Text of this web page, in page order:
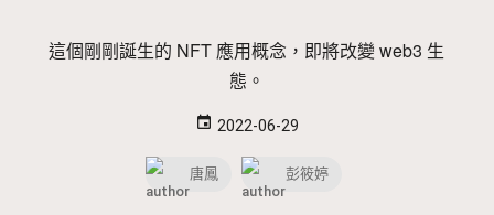
這個剛剛誕生的 NFT 應用概念，即將改變 web3 生
態。
event 2022-06-29
唐鳳 彭筱婷